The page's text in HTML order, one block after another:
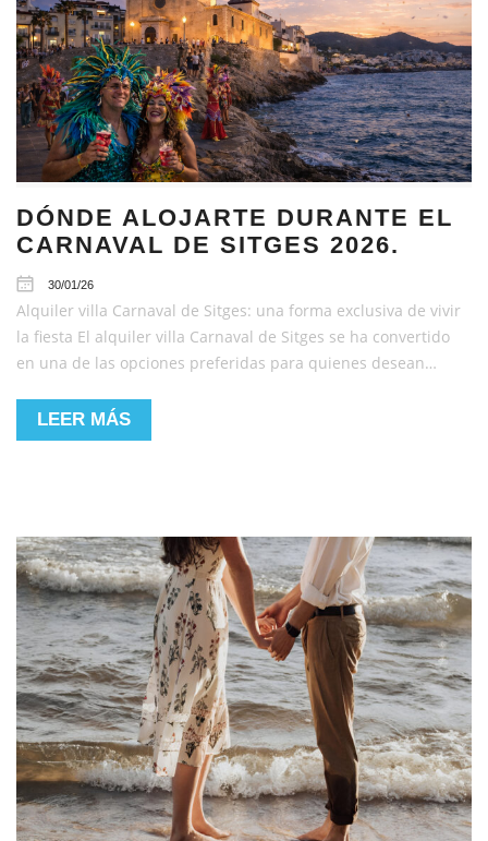
DÓNDE ALOJARTE DURANTE EL
CARNAVAL DE SITGES 2026.
30/01/26
Alquiler villa Carnaval de Sitges: una forma exclusiva de vivir
la fiesta El alquiler villa Carnaval de Sitges se ha convertido
en una de las opciones preferidas para quienes desean…
LEER MÁS